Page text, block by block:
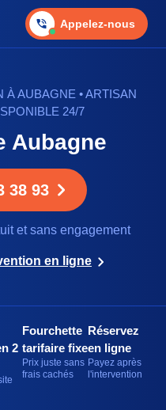
Appelez-nous
AUBAGNE • ARTISAN
24/7
Aubagne
38 93
et sans engagement
en ligne
2
Fourchette
tarifaire fixe
Prix juste sans
frais cachés
Réservez
en ligne
Payez après
l'intervention